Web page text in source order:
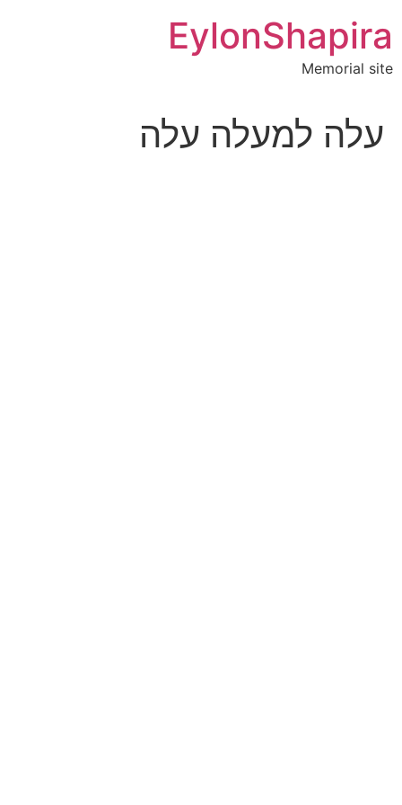
לתוכן
EylonShapira
Memorial site
עלה למעלה עלה